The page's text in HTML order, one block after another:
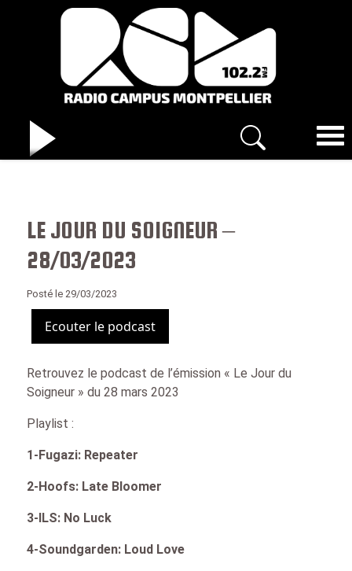
LE JOUR DU SOIGNEUR –
28/03/2023
Posté le 29/03/2023
Ecouter le podcast
Retrouvez le podcast de l’émission « Le Jour du
Soigneur » du 28 mars 2023
Playlist :
1-Fugazi: Repeater
2-Hoofs: Late Bloomer
3-ILS: No Luck
4-Soundgarden: Loud Love